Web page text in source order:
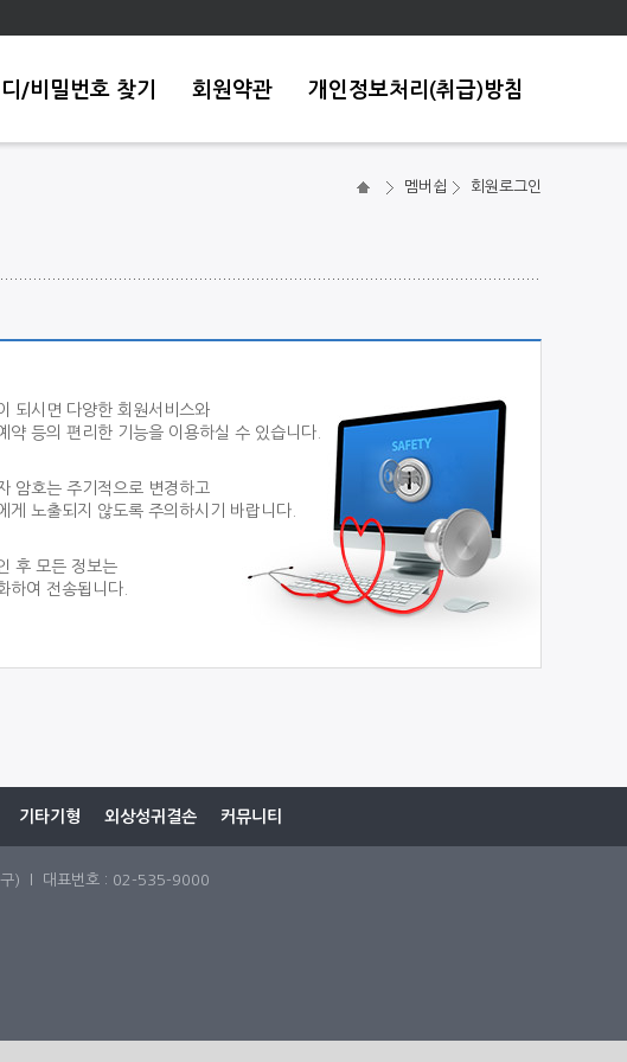
/비밀번호 찾기 회원약관 개인정보처리(취급)방침
멤버쉽 회원로그인
되시면 다양한 회원서비스와
약 등의 편리한 기능을 이용하실 수 있습니다.
암호는 주기적으로 변경하고
게 노출되지 않도록 주의하시기 바랍니다.
후 모든 정보는
하여 전송됩니다.
기타기형 외상성귀결손 커뮤니티
구) l 대표번호 : 02-535-9000